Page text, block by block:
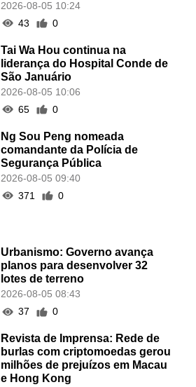
2026-08-05 10:24
43
0
Tai Wa Hou continua na
liderança do Hospital Conde de
São Januário
2026-08-05 10:06
65
0
Ng Sou Peng nomeada
comandante da Polícia de
Segurança Pública
2026-08-05 09:40
371
0
Urbanismo: Governo avança
planos para desenvolver 32
lotes de terreno
2026-08-05 08:43
37
0
Revista de Imprensa: Rede de
burlas com criptomoedas gerou
milhões de prejuízos em Macau
e Hong Kong